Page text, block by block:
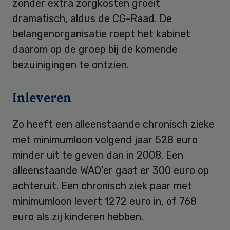
zonder extra zorgkosten groeit
dramatisch, aldus de CG-Raad. De
belangenorganisatie roept het kabinet
daarom op de groep bij de komende
bezuinigingen te ontzien.
Inleveren
Zo heeft een alleenstaande chronisch zieke
met minimumloon volgend jaar 528 euro
minder uit te geven dan in 2008. Een
alleenstaande WAO’er gaat er 300 euro op
achteruit. Een chronisch ziek paar met
minimumloon levert 1272 euro in, of 768
euro als zij kinderen hebben.